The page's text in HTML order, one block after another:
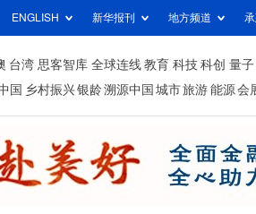
ENGLISH 新华报刊 地方频道
台湾 思客智库 全球连线 教育 科技 科创 量子
国 乡村振兴银龄溯源中国 城市旅游 能源 会